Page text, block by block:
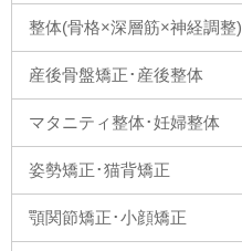
整体(骨格×深層筋×神経調整)
産後骨盤矯正･産後整体
マタニティ整体･妊婦整体
姿勢矯正･猫背矯正
顎関節矯正･小顔矯正